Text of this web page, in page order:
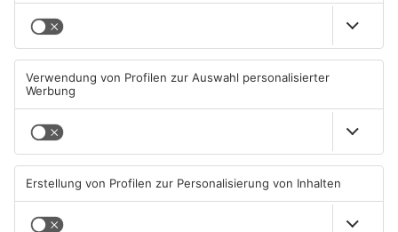
TOPNEWS
Waldbrandgefahr im
Primaveraland bleibt
weiterhin sehr hoch
06.08.2026, 06:34 UHR IN
Brände in Seligenstadt,
Waldaschaff und zwischen
Hanau und Kahl